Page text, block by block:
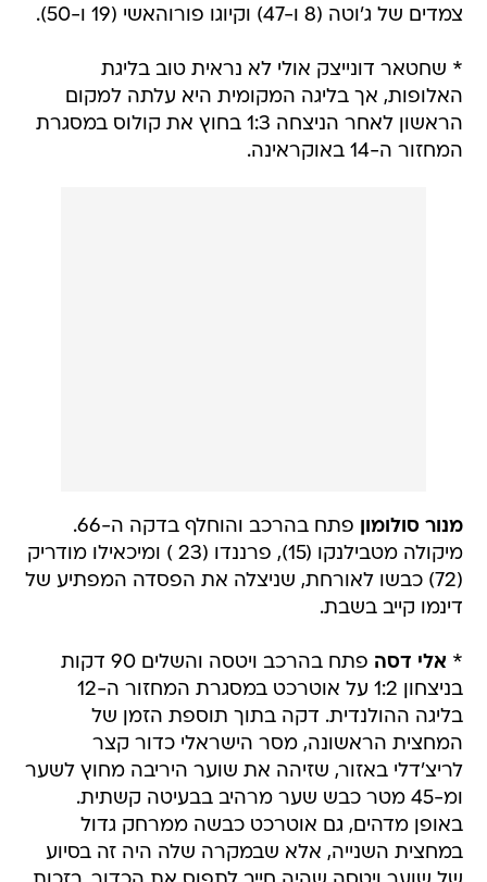
צמדים של ג'וטה (8 ו-47) וקיוגו פורוהאשי (19 ו-50).
* שחטאר דונייצק אולי לא נראית טוב בליגת
האלופות, אך בליגה המקומית היא עלתה למקום
הראשון לאחר הניצחה 1:3 בחוץ את קולוס במסגרת
המחזור ה-14 באוקראינה.
מנור סולומון
פתח בהרכב והוחלף בדקה ה-66.
מיקולה מטבילנקו (15), פרננדו (23 ) ומיכאילו מודריק
(72) כבשו לאורחת, שניצלה את הפסדה המפתיע של
דינמו קייב בשבת.
* אלי דסה
פתח בהרכב ויטסה והשלים 90 דקות
בניצחון 1:2 על אוטרכט במסגרת המחזור ה-12
בליגה ההולנדית. דקה בתוך תוספת הזמן של
המחצית הראשונה, מסר הישראלי כדור קצר
לריצ'דלי באזור, שזיהה את שוער היריבה מחוץ לשער
ומ-45 מטר כבש שער מרהיב בבעיטה קשתית.
באופן מדהים, גם אוטרכט כבשה ממרחק גדול
במחצית השנייה, אלא שבמקרה שלה היה זה בסיוע